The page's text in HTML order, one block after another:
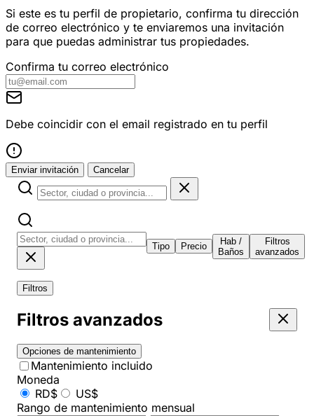
Si este es tu perfil de propietario, confirma tu dirección
de correo electrónico y te enviaremos una invitación
para que puedas administrar tus propiedades.
Confirma tu correo electrónico
Debe coincidir con el email registrado en tu perfil
Enviar invitación Cancelar
Tipo Precio
Hab /
Baños
Filtros
avanzados
Filtros
Filtros avanzados
Opciones de mantenimiento
Mantenimiento incluido
Moneda
RD$
US$
Rango de mantenimiento mensual